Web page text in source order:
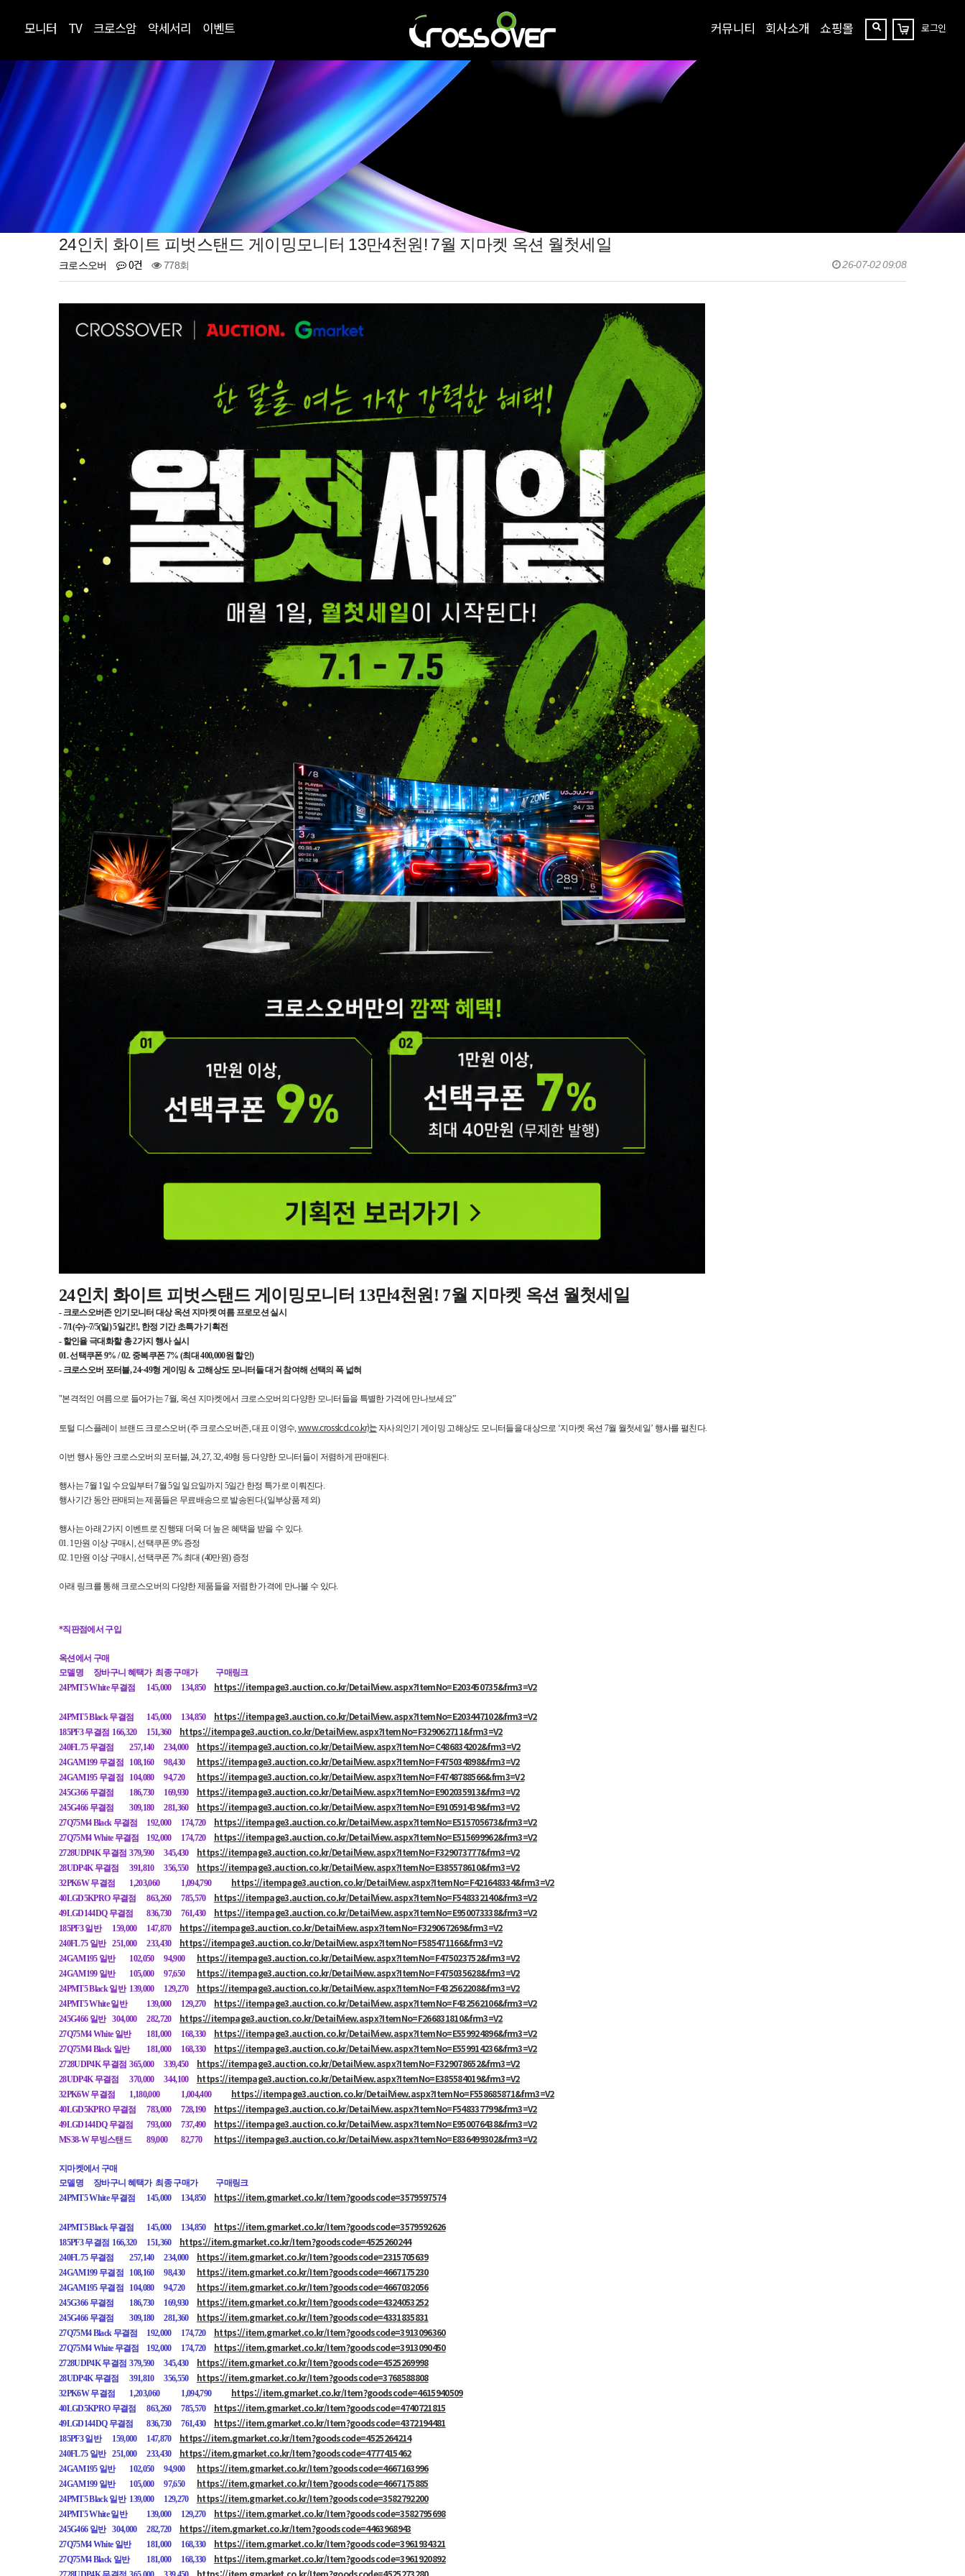
모니터 TV 크로스암 악세서리 이벤트 커뮤니티 회사소개 쇼핑몰
찾
장
바
로그인
24인치 화이트 피벗스탠드 게이밍모니터 13만4천원! 7월 지마켓 옥션 월첫세일
크로스오버 0건 778회 26-07-02 09:08
24인치 화이트 피벗스탠드 게이밍모니터 13만4천원! 7월 지마켓 옥션 월첫세일
- 크로스오버존 인기모니터 대상 옥션 지마켓 여름 프로모션 실시
- 7/1(수)~7/5(일) 5일간!!, 한정 기간 초특가 기획전
- 할인율 극대화할 총 2가지 행사 실시
01. 선택쿠폰 9% / 02. 중복쿠폰 7% (최대 400,000원 할인)
- 크로스오버 포터블, 24~49형 게이밍 & 고해상도 모니터들 대거 참여해 선택의 폭 넓혀
"본격적인 여름으로 들어가는 7월, 옥션 지마켓에서 크로스오버의 다양한 모니터들을 특별한 가격에 만나보세요”
토털 디스플레이 브랜드 크로스오버 (주 크로스오버존, 대표 이영수,www.crosslcd.co.kr)는자사의인기 게이밍 고해상도 모니터들을 대상으로 ‘지마켓 옥션 7월 월첫세일’ 행사를 펼친다.
이번 행사 동안 크로스오버의 포터블, 24, 27, 32, 49형 등 다양한 모니터들이 저렴하게 판매된다.
행사는 7월 1일 수요일부터 7월 5일 일요일까지 5일간 한정 특가로 이뤄진다.
행사기간 동안 판매되는 제품들은 무료배송으로 발송된다.(일부상품 제외)
행사는 아래 2가지 이벤트로 진행돼 더욱 더 높은 혜택을 받을 수 있다.
01. 1만원 이상 구매시, 선택쿠폰 9% 증정
02. 1만원 이상 구매시, 선택쿠폰 7% 최대 (40만원) 증정
아래 링크를 통해 크로스오버의 다양한 제품들을 저렴한 가격에 만나볼 수 있다.
*직판점에서 구입
옥션에서 구매
모델명
장바구니 혜택가 최종 구매가
구매링크
24PMT5 White 무결점
145,000 134,850 https://itempage3.auction.co.kr/DetailView.aspx?ItemNo=E203450735&frm3=V2
24PMT5 Black 무결점 145,000 134,850 https://itempage3.auction.co.kr/DetailView.aspx?ItemNo=E203447102&frm3=V2
185PF3 무결점 166,320 151,360 https://itempage3.auction.co.kr/DetailView.aspx?ItemNo=F329062711&frm3=V2
240FL75 무결점 257,140 234,000 https://itempage3.auction.co.kr/DetailView.aspx?ItemNo=C486834202&frm3=V2
24GAM199 무결점 108,160 98,430 https://itempage3.auction.co.kr/DetailView.aspx?ItemNo=F475034898&frm3=V2
24GAM195 무결점 104,080 94,720 https://itempage3.auction.co.kr/DetailView.aspx?ItemNo=F4748788566&frm3=V2
245G366 무결점 186,730 169,930 https://itempage3.auction.co.kr/DetailView.aspx?ItemNo=E902035913&frm3=V2
245G466 무결점 309,180 281,360 https://itempage3.auction.co.kr/DetailView.aspx?ItemNo=E910591439&frm3=V2
27Q75M4 Black 무결점 192,000 174,720 https://itempage3.auction.co.kr/DetailView.aspx?ItemNo=E515705673&frm3=V2
27Q75M4 White 무결점 192,000 174,720 https://itempage3.auction.co.kr/DetailView.aspx?ItemNo=E515699962&frm3=V2
2728UDP4K 무결점 379,590 345,430 https://itempage3.auction.co.kr/DetailView.aspx?ItemNo=F329073777&frm3=V2
28UDP4K 무결점 391,810 356,550 https://itempage3.auction.co.kr/DetailView.aspx?ItemNo=E385578610&frm3=V2
32PK6W 무결점 1,203,060 1,094,790 https://itempage3.auction.co.kr/DetailView.aspx?ItemNo=F421648334&frm3=V2
40LGD5KPRO 무결점 863,260 785,570 https://itempage3.auction.co.kr/DetailView.aspx?ItemNo=F548332140&frm3=V2
49LGD144DQ 무결점 836,730 761,430 https://itempage3.auction.co.kr/DetailView.aspx?ItemNo=E950073338&frm3=V2
185PF3 일반 159,000 147,870 https://itempage3.auction.co.kr/DetailView.aspx?ItemNo=F329067269&frm3=V2
240FL75 일반 251,000 233,430 https://itempage3.auction.co.kr/DetailView.aspx?ItemNo=F585471166&frm3=V2
24GAM195 일반 102,050 94,900 https://itempage3.auction.co.kr/DetailView.aspx?ItemNo=F475023752&frm3=V2
24GAM199 일반 105,000 97,650 https://itempage3.auction.co.kr/DetailView.aspx?ItemNo=F475035628&frm3=V2
24PMT5 Black 일반 139,000 129,270 https://itempage3.auction.co.kr/DetailView.aspx?ItemNo=F432562208&frm3=V2
24PMT5 White 일반 139,000 129,270 https://itempage3.auction.co.kr/DetailView.aspx?ItemNo=F432562106&frm3=V2
245G466 일반 304,000 282,720 https://itempage3.auction.co.kr/DetailView.aspx?ItemNo=F266831810&frm3=V2
27Q75M4 White 일반 181,000 168,330 https://itempage3.auction.co.kr/DetailView.aspx?ItemNo=E559924896&frm3=V2
27Q75M4 Black 일반 181,000 168,330 https://itempage3.auction.co.kr/DetailView.aspx?ItemNo=E559914236&frm3=V2
2728UDP4K 무결점 365,000 339,450 https://itempage3.auction.co.kr/DetailView.aspx?ItemNo=F329078652&frm3=V2
28UDP4K 무결점 370,000 344,100 https://itempage3.auction.co.kr/DetailView.aspx?ItemNo=E385584019&frm3=V2
32PK6W 무결점 1,180,000 1,004,400 https://itempage3.auction.co.kr/DetailView.aspx?ItemNo=F558685871&frm3=V2
40LGD5KPRO 무결점 783,000 728,190 https://itempage3.auction.co.kr/DetailView.aspx?ItemNo=F548337799&frm3=V2
49LGD144DQ 무결점 793,000 737,490 https://itempage3.auction.co.kr/DetailView.aspx?ItemNo=E950076438&frm3=V2
MS38-W 무빙스탠드 89,000 82,770 https://itempage3.auction.co.kr/DetailView.aspx?ItemNo=E836499302&frm3=V2
지마켓에서 구매
모델명
장바구니 혜택가 최종 구매가
구매링크
24PMT5 White 무결점
145,000 134,850 https://item.gmarket.co.kr/Item?goodscode=3579597574
24PMT5 Black 무결점 145,000 134,850 https://item.gmarket.co.kr/Item?goodscode=3579592626
185PF3 무결점 166,320 151,360 https://item.gmarket.co.kr/Item?goodscode=4525260244
240FL75 무결점 257,140 234,000 https://item.gmarket.co.kr/Item?goodscode=2315705639
24GAM199 무결점 108,160 98,430 https://item.gmarket.co.kr/Item?goodscode=4667175230
24GAM195 무결점 104,080 94,720 https://item.gmarket.co.kr/Item?goodscode=4667032056
245G366 무결점 186,730 169,930 https://item.gmarket.co.kr/Item?goodscode=4324053252
245G466 무결점 309,180 281,360 https://item.gmarket.co.kr/Item?goodscode=4331835831
27Q75M4 Black 무결점 192,000 174,720 https://item.gmarket.co.kr/Item?goodscode=3913096360
27Q75M4 White 무결점 192,000 174,720 https://item.gmarket.co.kr/Item?goodscode=3913090450
2728UDP4K 무결점 379,590 345,430 https://item.gmarket.co.kr/Item?goodscode=4525269998
28UDP4K 무결점 391,810 356,550 https://item.gmarket.co.kr/Item?goodscode=3768588808
32PK6W 무결점 1,203,060 1,094,790 https://item.gmarket.co.kr/Item?goodscode=4615940509
40LGD5KPRO 무결점 863,260 785,570 https://item.gmarket.co.kr/Item?goodscode=4740721815
49LGD144DQ 무결점 836,730 761,430 https://item.gmarket.co.kr/Item?goodscode=4372194481
185PF3 일반 159,000 147,870 https://item.gmarket.co.kr/Item?goodscode=4525264214
240FL75 일반 251,000 233,430 https://item.gmarket.co.kr/Item?goodscode=4777415462
24GAM195 일반 102,050 94,900 https://item.gmarket.co.kr/Item?goodscode=4667163996
24GAM199 일반 105,000 97,650 https://item.gmarket.co.kr/Item?goodscode=4667175885
24PMT5 Black 일반 139,000 129,270 https://item.gmarket.co.kr/Item?goodscode=3582792200
24PMT5 White 일반 139,000 129,270 https://item.gmarket.co.kr/Item?goodscode=3582795698
245G466 일반 304,000 282,720 https://item.gmarket.co.kr/Item?goodscode=4463968943
27Q75M4 White 일반 181,000 168,330 https://item.gmarket.co.kr/Item?goodscode=3961934321
27Q75M4 Black 일반 181,000 168,330 https://item.gmarket.co.kr/Item?goodscode=3961920892
https://item.gmarket.co.kr/Item?goodscode=4525273280